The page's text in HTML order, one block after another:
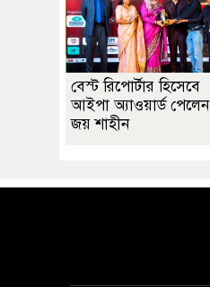
বেস্ট রিপোর্টার হিসেবে
আইপা অ্যাওয়ার্ড পেলেন
জয় শাহীন